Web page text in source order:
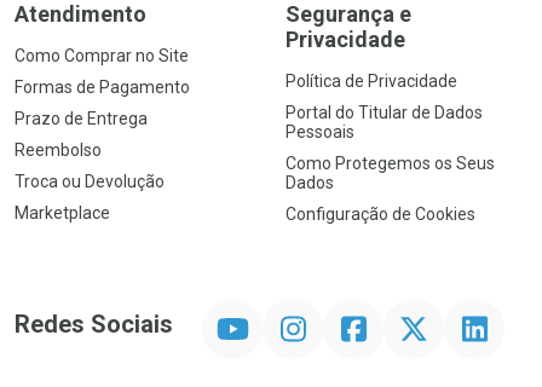
Atendimento
Como Comprar no Site
Formas de Pagamento
Prazo de Entrega
Reembolso
Troca ou Devolução
Marketplace
Segurança e
Privacidade
Política de Privacidade
Portal do Titular de Dados
Pessoais
Como Protegemos os Seus
Dados
Configuração de Cookies
Redes Sociais InstagramFacebookTwitter Linkedin